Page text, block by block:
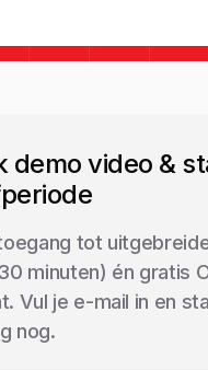
demo video &
tot
minuten) én gratis
Vul je e-mail in en
nog.